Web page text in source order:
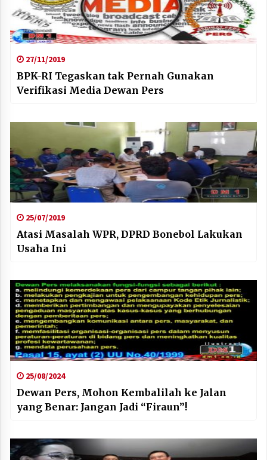
27/11/2019
BPK-RI Tegaskan tak Pernah Gunakan
Verifikasi Media Dewan Pers
25/07/2019
Atasi Masalah WPR, DPRD Bonebol Lakukan
Usaha Ini
25/08/2024
Dewan Pers, Mohon Kembalilah ke Jalan
yang Benar: Jangan Jadi “Firaun”!